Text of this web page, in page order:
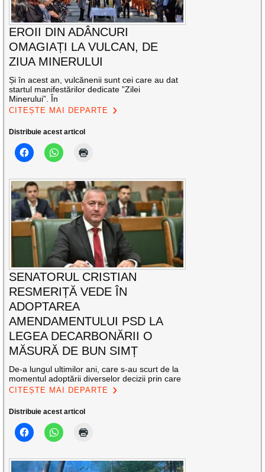
EROII DIN ADÂNCURI
OMAGIAȚI LA VULCAN, DE
ZIUA MINERULUI
Și în acest an, vulcănenii sunt cei care au dat
startul manifestărilor dedicate ”Zilei
Minerului”. În
CITEȘTE MAI DEPARTE
Distribuie acest articol
SENATORUL CRISTIAN
RESMERIȚĂ VEDE ÎN
ADOPTAREA
AMENDAMENTULUI PSD LA
LEGEA DECARBONĂRII O
MĂSURĂ DE BUN SIMȚ
De-a lungul ultimilor ani, care s-au scurt de la
momentul adoptării diverselor decizii prin care
CITEȘTE MAI DEPARTE
Distribuie acest articol